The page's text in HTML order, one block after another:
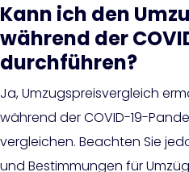
Kann ich den
während der
durchführen?
Ja, Umzugspreisvergleich
während der COVID-19-
vergleichen. Beachten Sie
und Bestimmungen für